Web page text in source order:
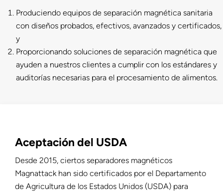
Produciendo equipos de separación magnética sanitaria
con diseños probados, efectivos, avanzados y certificados,
y
Proporcionando soluciones de separación magnética que
ayuden a nuestros clientes a cumplir con los estándares y
auditorías necesarias para el procesamiento de alimentos.
Aceptación del USDA
Desde 2015, ciertos separadores magnéticos
Magnattack han sido certificados por el Departamento
de Agricultura de los Estados Unidos (USDA) para